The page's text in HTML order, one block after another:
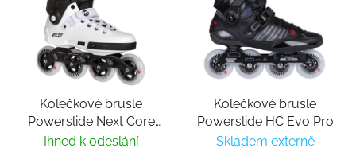
Kolečkové brusle
Powerslide Next Core
Black 90 Trinity 2024
Ihned k odeslání
Kolečkové brusle
Powerslide HC Evo Pro
Skladem externě